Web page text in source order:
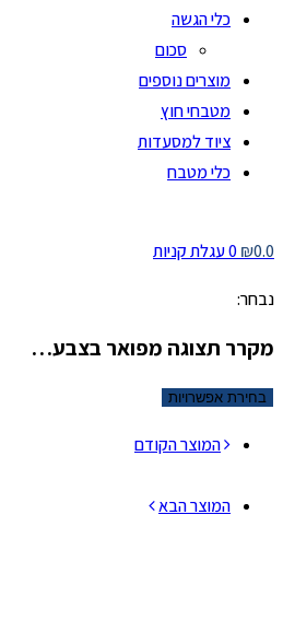
כלי הגשה
סכום
מוצרים נוספים
מטבחי חוץ
ציוד למסעדות
כלי מטבח
₪0.0
0 עגלת קניות
נבחר:
מקרר תצוגה מפואר בצבע…
בחירת אפשרויות
המוצר הקודם
המוצר הבא